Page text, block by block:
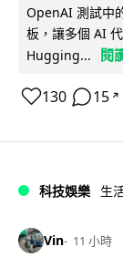
OpenAI 測試中
板，讓多個 AI
Hugging...
閱
130 15 ↗
科技娛樂 生
Vin 11 小時